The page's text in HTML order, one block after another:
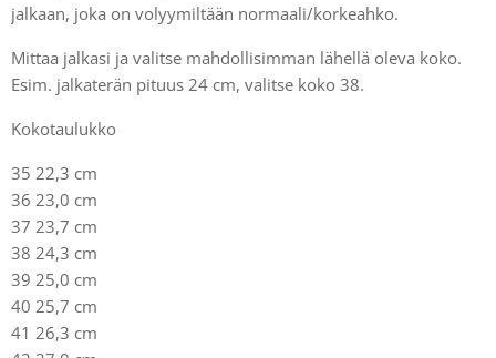
jalkaan, joka on volyymiltään normaali/korkeahko.
Mittaa jalkasi ja valitse mahdollisimman lähellä oleva koko.
Esim. jalkaterän pituus 24 cm, valitse koko 38.
Kokotaulukko
35 22,3 cm
36 23,0 cm
37 23,7 cm
38 24,3 cm
39 25,0 cm
40 25,7 cm
41 26,3 cm